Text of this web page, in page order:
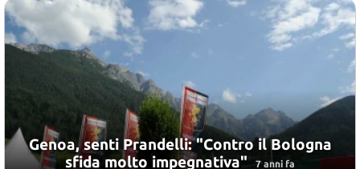
Genoa, senti Prandelli: "Contro il Bologna
sfida molto impegnativa"
7 anni fa